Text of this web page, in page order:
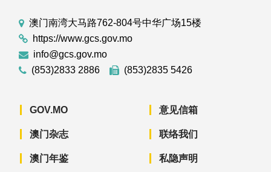
澳门南湾大马路762-804号中华广场15楼
https://www.gcs.gov.mo
info@gcs.gov.mo
(853)2833 2886
(853)2835 5426
GOV.MO
澳门杂志
澳门年鉴
意见信箱
联络我们
私隐声明